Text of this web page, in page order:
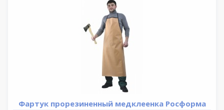
Фартук прорезиненный медклеенка Росформа